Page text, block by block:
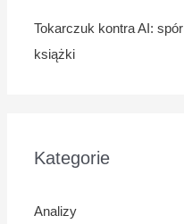
Tokarczuk kontra AI:
książki
Kategorie
Analizy